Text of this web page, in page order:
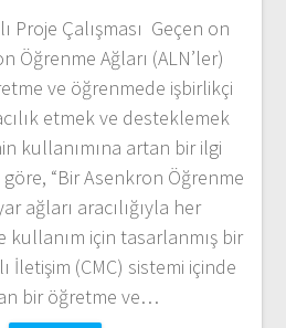
Proje Çalışması Geçen on
Öğrenme Ağları (ALN’ler)
ve öğrenmede işbirlikçi
etmek ve desteklemek
kullanımına artan bir ilgi
“Bir Asenkron Öğrenme
ağları aracılığıyla her
kullanım için tasarlanmış bir
İletişim (CMC) sistemi içinde
bir öğretme ve…